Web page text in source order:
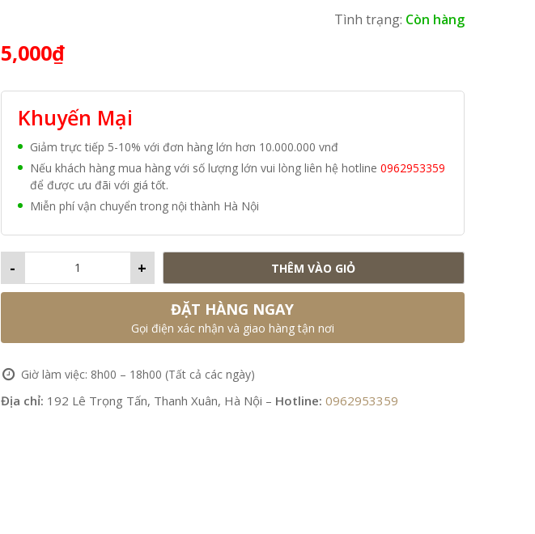
Tình trạng: Còn hàng
5,000₫
Khuyến Mại
Giảm trực tiếp 5-10% với đơn hàng lớn hơn 10.000.000 vnđ
Nếu khách hàng mua hàng với số lượng lớn vui lòng liên hệ hotline 0962953359
để được ưu đãi với giá tốt.
Miễn phí vận chuyển trong nội thành Hà Nội
+
- THÊM VÀO GIỎ
ĐẶT HÀNG NGAY
Gọi điện xác nhận và giao hàng tận nơi
Giờ làm việc: 8h00 – 18h00 (Tất cả các ngày)
Địa chỉ: 192 Lê Trọng Tấn, Thanh Xuân, Hà Nội – Hotline: 0962953359